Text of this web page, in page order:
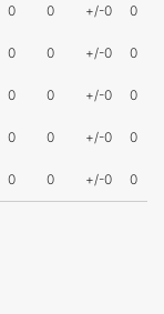
0 0 +/-0 0
0 0 +/-0 0
0 0 +/-0 0
0 0 +/-0 0
0 0 +/-0 0